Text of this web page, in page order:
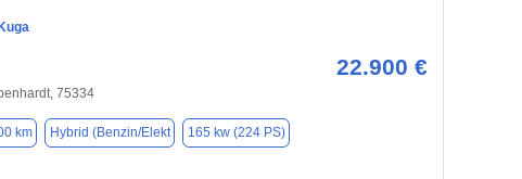
22.900 €
75334
km Hybrid (Benzin/Elekt 165 kw (224 PS)